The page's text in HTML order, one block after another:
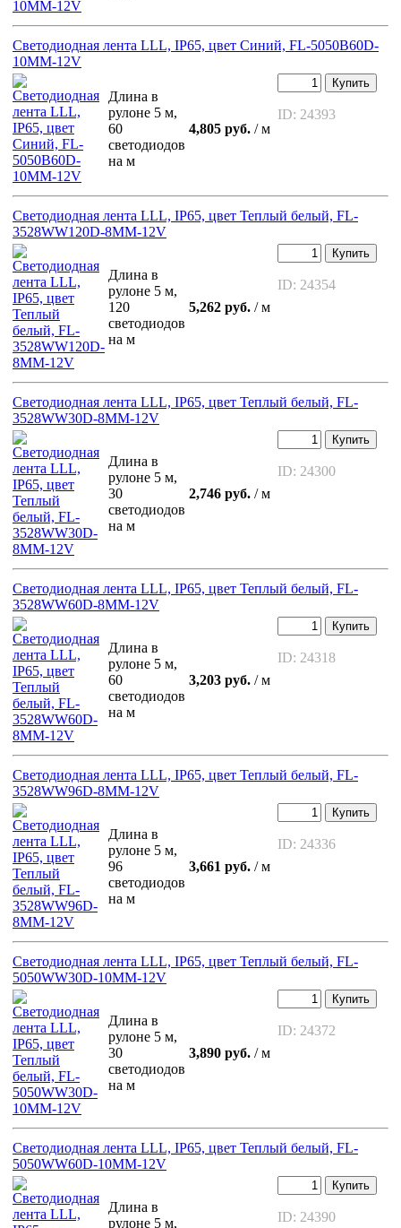
Светодиодная лента LLL, IP65, цвет Синий, FL-5050B60D-
10MM-12V
Длина в
рулоне 5 м,
60
светодиодов
на м
4,805 руб. / м
Купить
ID: 24393
Светодиодная лента LLL, IP65, цвет Теплый белый, FL-
3528WW120D-8MM-12V
Длина в
рулоне 5 м,
120
светодиодов
на м
5,262 руб. / м
Купить
ID: 24354
Светодиодная лента LLL, IP65, цвет Теплый белый, FL-
3528WW30D-8MM-12V
Длина в
рулоне 5 м,
30
светодиодов
на м
2,746 руб. / м
Купить
ID: 24300
Светодиодная лента LLL, IP65, цвет Теплый белый, FL-
3528WW60D-8MM-12V
Длина в
рулоне 5 м,
60
светодиодов
на м
3,203 руб. / м
Купить
ID: 24318
Светодиодная лента LLL, IP65, цвет Теплый белый, FL-
3528WW96D-8MM-12V
Длина в
рулоне 5 м,
96
светодиодов
на м
3,661 руб. / м
Купить
ID: 24336
Светодиодная лента LLL, IP65, цвет Теплый белый, FL-
5050WW30D-10MM-12V
Длина в
рулоне 5 м,
30
светодиодов
на м
3,890 руб. / м
Купить
ID: 24372
Светодиодная лента LLL, IP65, цвет Теплый белый, FL-
5050WW60D-10MM-12V
Длина в
рулоне 5 м,
Купить
ID: 24390